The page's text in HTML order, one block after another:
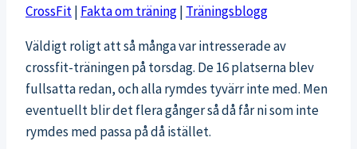
CrossFit| Fakta om träning| Träningsblogg
Väldigt roligt att så många var intresserade av
crossfit-träningen på torsdag. De 16 platserna blev
fullsatta redan, och alla rymdes tyvärr inte med. Men
eventuellt blir det flera gånger så då får ni som inte
rymdes med passa på då istället.